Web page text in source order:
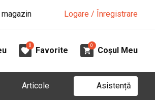
Logare / Înregistrare
0
Favorite
0
Coșul Meu
Articole Asistență